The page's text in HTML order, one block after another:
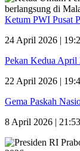
Ketum PWI Pusat
24 April 2026 |
Pekan Kedua April
22 April 2026 |
Gema Paskah
8 April 2026 |